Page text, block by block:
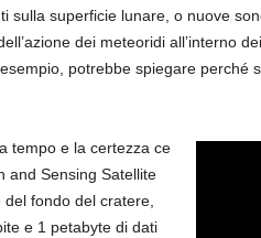
superficie lunare, o nuove
dei meteoridi all’interno
esempio, potrebbe spiegare perché
tempo e la certezza ce
and Sensing Satellite
fondo del cratere,
e 1 petabyte di dati